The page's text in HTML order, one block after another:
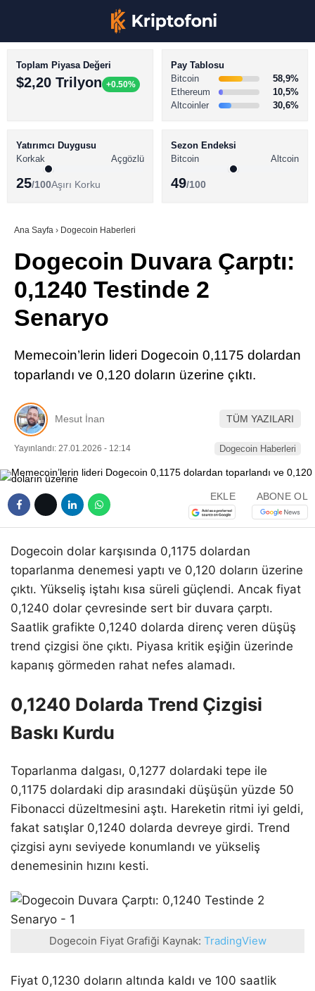
Youtube
LinkedIn
Telegram
BİTCOİN HABERLERİ
ALTCOİN HABERLERİ
SÖZLÜK
Toplam Piyasa Değeri
$2,20 Trilyon +0.50%
Pay Tablosu
Bitcoin
58,9%
Ethereum
10,5%
Altcoinler
30,6%
Yatırımcı Duygusu
Korkak
Açgözlü
25/100Aşırı Korku
Sezon Endeksi
Bitcoin
Altcoin
49/100
Ana Sayfa › Dogecoin Haberleri
Dogecoin Duvara Çarptı:
0,1240 Testinde 2
Senaryo
Memecoin’lerin lideri Dogecoin 0,1175 dolardan
toparlandı ve 0,120 doların üzerine çıktı.
Mesut İnan TÜM YAZILARI
Yayınlandı: 27.01.2026 - 12:14 Dogecoin Haberleri
EKLE ABONE OL
Dogecoin dolar karşısında 0,1175 dolardan
toparlanma denemesi yaptı ve 0,120 doların üzerine
çıktı. Yükseliş iştahı kısa süreli güçlendi. Ancak fiyat
0,1240 dolar çevresinde sert bir duvara çarptı.
Saatlik grafikte 0,1240 dolarda direnç veren düşüş
trend çizgisi öne çıktı. Piyasa kritik eşiğin üzerinde
kapanış görmeden rahat nefes alamadı.
0,1240 Dolarda Trend Çizgisi
Baskı Kurdu
Toparlanma dalgası, 0,1277 dolardaki tepe ile
0,1175 dolardaki dip arasındaki düşüşün yüzde 50
Fibonacci düzeltmesini aştı. Hareketin ritmi iyi geldi,
fakat satışlar 0,1240 dolarda devreye girdi. Trend
çizgisi aynı seviyede konumlandı ve yükseliş
denemesinin hızını kesti.
Dogecoin Fiyat Grafiği Kaynak: TradingView
Fiyat 0,1230 doların altında kaldı ve 100 saatlik